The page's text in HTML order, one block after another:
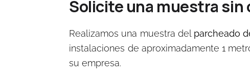
Solicite una muestra sin
Realizamos una muestra del parcheado
instalaciones de aproximadamente 1
su empresa.